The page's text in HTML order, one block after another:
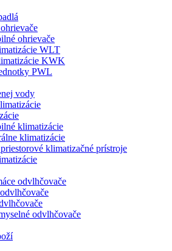
ohrievače
WLT
KWK
PWL
vody
klimatizácie
klimatizácie
klimatizačné prístroje
odvlhčovače
odvlhčovače